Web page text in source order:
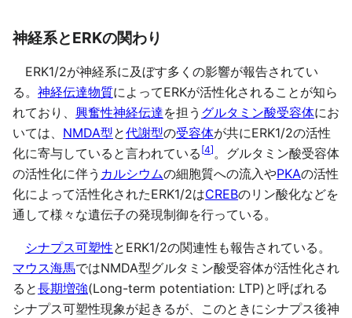
神経系とERKの関わり
ERK1/2が神経系に及ぼす多くの影響が報告されてい
る。 神経伝達物質によってERKが活性化されることが知ら
れており、 興奮性神経伝達を担う グルタミン酸受容体にお
いては、 NMDA型と代謝型の受容体が共にERK1/2の活性
化に寄与していると言われている [4]。グルタミン酸受容体
の活性化に伴う カルシウムの細胞質への流入やPKAの活性
化によって活性化されたERK1/2はCREBのリン酸化などを
通して様々な遺伝子の発現制御を行っている。
シナプス可塑性とERK1/2の関連性も報告されている。
マウス海馬ではNMDA型グルタミン酸受容体が活性化され
ると長期増強(Long-term potentiation: LTP)と呼ばれる
シナプス可塑性現象が起きるが、このときにシナプス後神